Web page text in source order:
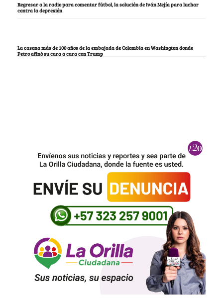
Regresar a la radio para comentar fútbol, la solución de Iván Mejía para luchar
contra la depresión
La casona más de 100 años de la embajada de Colombia en Washington donde
Petro afinó su cara a cara con Trump